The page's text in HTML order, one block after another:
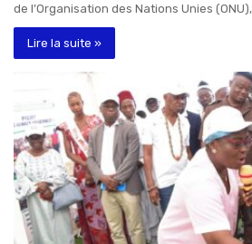
de l’Organisation des Nations Unies
Lire la suite »